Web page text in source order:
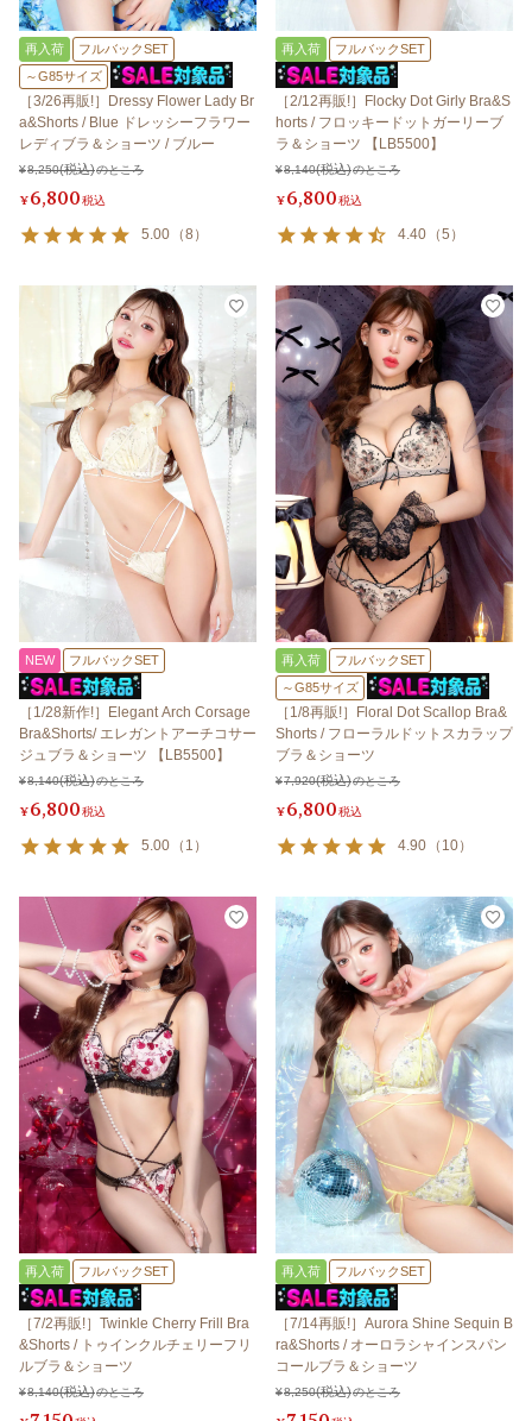
再入荷
フルバックSET
～G85サイズ
［3/26再販!］Dressy Flower Lady Br
a&Shorts / Blue ドレッシーフラワー
レディブラ＆ショーツ / ブルー
¥8,250 のところ
¥6,800税込
5.00 （8 ）
再入荷 フルバックSET
［2/12再販!］Flocky Dot Girly Bra&S
horts / フロッキードットガーリーブ
ラ＆ショーツ 【LB5500】
¥8,140 のところ
¥6,800税込
4.40 （5 ）
NEW フルバックSET
［1/28新作!］Elegant Arch Corsage
Bra&Shorts/ エレガントアーチコサー
ジュブラ＆ショーツ 【LB5500】
¥8,140 のところ
¥6,800税込
5.00 （ 1 ）
再入荷
フルバックSET
～G85サイズ
［1/8再販!］Floral Dot Scallop Bra&
Shorts / フローラルドットスカラップ
ブラ＆ショーツ
¥7,920 のところ
¥6,800税込
4.90 （ 10）
再入荷 フルバックSET
［7/2再販!］Twinkle Cherry Frill Bra
&Shorts / トゥインクルチェリーフリ
ルブラ＆ショーツ
¥8,140 のところ
再入荷 フルバックSET
［7/14再販!］Aurora Shine Sequin B
ra&Shorts / オーロラシャインスパン
コールブラ＆ショーツ
¥8,250 のところ